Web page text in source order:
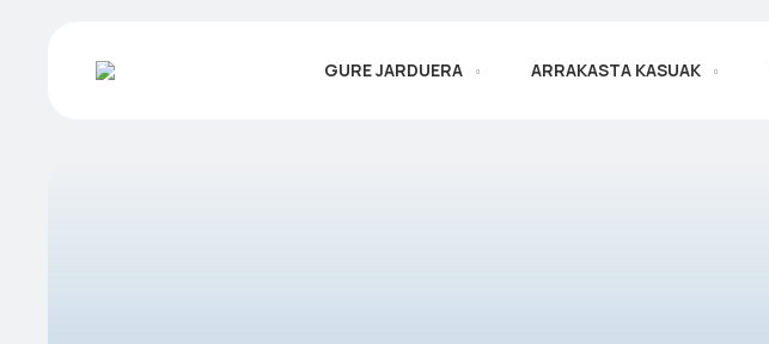
GURE JARDUERA ARRAKASTA KASUAK